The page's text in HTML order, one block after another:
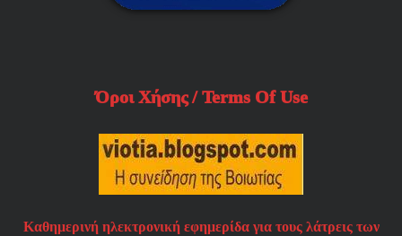
Όροι Χήσης / Terms Of Use
Καθημερινή ηλεκτρονική εφημερίδα για τους λάτρεις των